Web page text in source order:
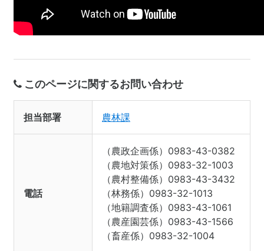
このページに関するお問い合わせ
担当部署 農林課
電話
（農政企画係）0983-43-0382
（農地対策係）0983-32-1003
（農村整備係）0983-43-3432
（林務係）0983-32-1013
（地籍調査係）0983-43-1061
（農産園芸係）0983-43-1566
（畜産係）0983-32-1004